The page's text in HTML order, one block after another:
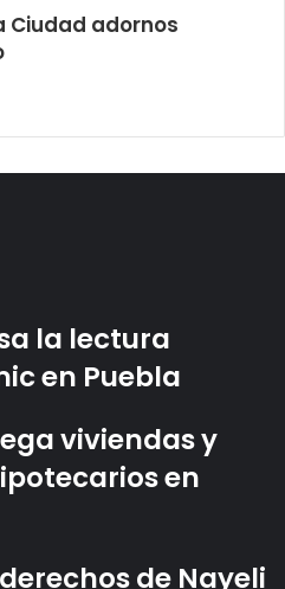
Ciudad adornos
la lectura
en Puebla
viviendas y
en
de Nayeli